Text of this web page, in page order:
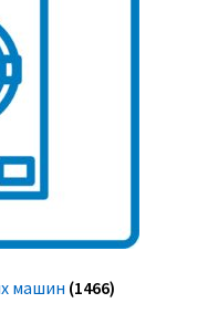
машин (1466)